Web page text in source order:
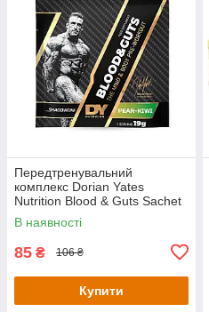
Передтренувальний
комплекс Dorian Yates
Nutrition Blood & Guts Sachet
— 19 g (Pear Kiwi)
В наявності
85 ₴ 106 ₴
Купити